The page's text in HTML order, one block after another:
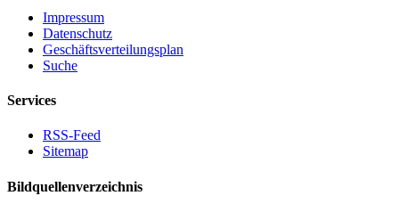
Impressum
Datenschutz
Geschäftsverteilungsplan
Suche
Services
RSS-Feed
Sitemap
Bildquellenverzeichnis